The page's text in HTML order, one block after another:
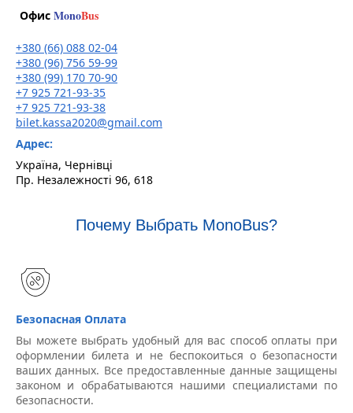
Офис MonoBus
+380 (66) 088 02-04
+380 (96) 756 59-99
+380 (99) 170 70-90
+7 925 721-93-35
+7 925 721-93-38
bilet.kassa2020@gmail.com
Адрес:
Україна, Чернівці
Пр. Незалежності 96, 618
Почему Выбрать MonoBus?
Безопасная Оплата
Вы можете выбрать удобный для вас способ оплаты при
оформлении билета и не беспокоиться о безопасности
ваших данных. Все предоставленные данные защищены
законом и обрабатываются нашими специалистами по
безопасности.